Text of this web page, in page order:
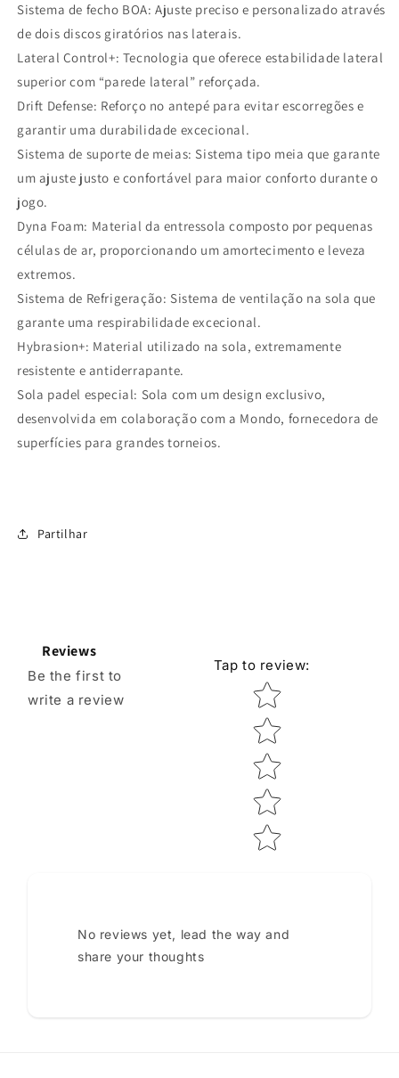
Sistema de fecho BOA: Ajuste preciso e personalizado através
de dois discos giratórios nas laterais.
Lateral Control+: Tecnologia que oferece estabilidade lateral
superior com “parede lateral” reforçada.
Drift Defense: Reforço no antepé para evitar escorregões e
garantir uma durabilidade excecional.
Sistema de suporte de meias: Sistema tipo meia que garante
um ajuste justo e confortável para maior conforto durante o
jogo.
Dyna Foam: Material da entressola composto por pequenas
células de ar, proporcionando um amortecimento e leveza
extremos.
Sistema de Refrigeração: Sistema de ventilação na sola que
garante uma respirabilidade excecional.
Hybrasion+: Material utilizado na sola, extremamente
resistente e antiderrapante.
Sola padel especial: Sola com um design exclusivo,
desenvolvida em colaboração com a Mondo, fornecedora de
superfícies para grandes torneios.
Partilhar
Reviews
Be the first to
write a review
Tap to review:
Star rating
No reviews yet, lead the way and
share your thoughts